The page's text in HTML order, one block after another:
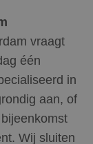
vraagt
één
in
aan, of
Wij sluiten